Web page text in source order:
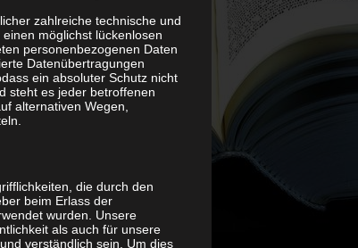
zahlreiche technische und
möglichst lückenlosen
personenbezogenen Daten
Datenübertragungen
ein absoluter Schutz nicht
steht es jeder betroffenen
alternativen Wegen,
die durch den
beim Erlass der
wurden. Unsere
als auch für unsere
verständlich sein. Um dies